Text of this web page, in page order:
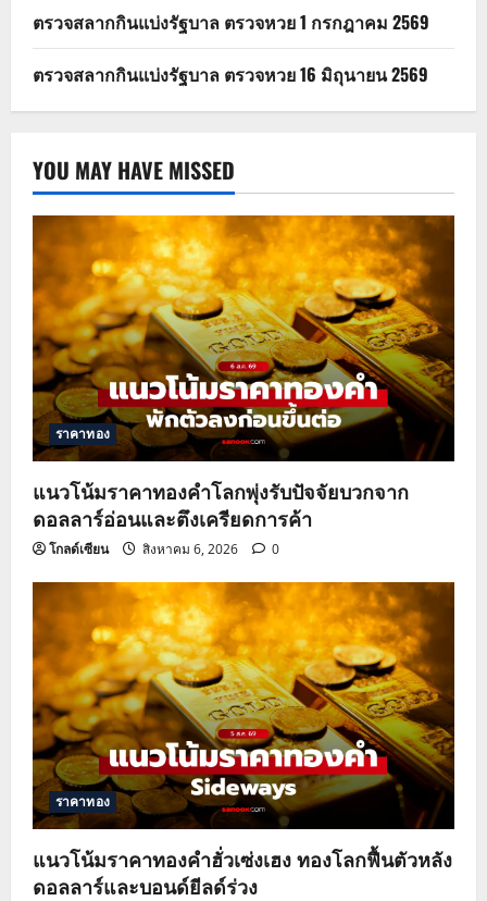
ตรวจสลากกินแบ่งรัฐบาล ตรวจหวย 1 กรกฎาคม 2569
ตรวจสลากกินแบ่งรัฐบาล ตรวจหวย 16 มิถุนายน 2569
YOU MAY HAVE MISSED
ราคาทอง
แนวโน้มราคาทองคำโลกพุ่งรับปัจจัยบวกจาก
ดอลลาร์อ่อนและตึงเครียดการค้า
โกลด์เซียน สิงหาคม 6, 2026 0
ราคาทอง
แนวโน้มราคาทองคำฮั่วเซ่งเฮง ทองโลกฟื้นตัวหลัง
ดอลลาร์และบอนด์ยีลด์ร่วง